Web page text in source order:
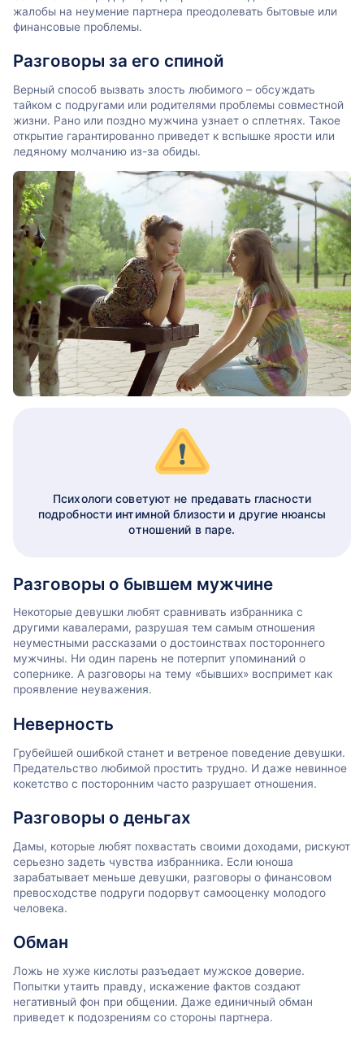
жалобы на неумение партнера преодолевать бытовые или
финансовые проблемы.
Разговоры за его спиной
Верный способ вызвать злость любимого – обсуждать
тайком с подругами или родителями проблемы совместной
жизни. Рано или поздно мужчина узнает о сплетнях. Такое
открытие гарантированно приведет к вспышке ярости или
ледяному молчанию из-за обиды.
Психологи советуют не предавать гласности
подробности интимной близости и другие нюансы
отношений в паре.
Разговоры о бывшем мужчине
Некоторые девушки любят сравнивать избранника с
другими кавалерами, разрушая тем самым отношения
неуместными рассказами о достоинствах постороннего
мужчины. Ни один парень не потерпит упоминаний о
сопернике. А разговоры на тему «бывших» воспримет как
проявление неуважения.
Неверность
Грубейшей ошибкой станет и ветреное поведение девушки.
Предательство любимой простить трудно. И даже невинное
кокетство с посторонним часто разрушает отношения.
Разговоры о деньгах
Дамы, которые любят похвастать своими доходами, рискуют
серьезно задеть чувства избранника. Если юноша
зарабатывает меньше девушки, разговоры о финансовом
превосходстве подруги подорвут самооценку молодого
человека.
Обман
Ложь не хуже кислоты разъедает мужское доверие.
Попытки утаить правду, искажение фактов создают
негативный фон при общении. Даже единичный обман
приведет к подозрениям со стороны партнера.